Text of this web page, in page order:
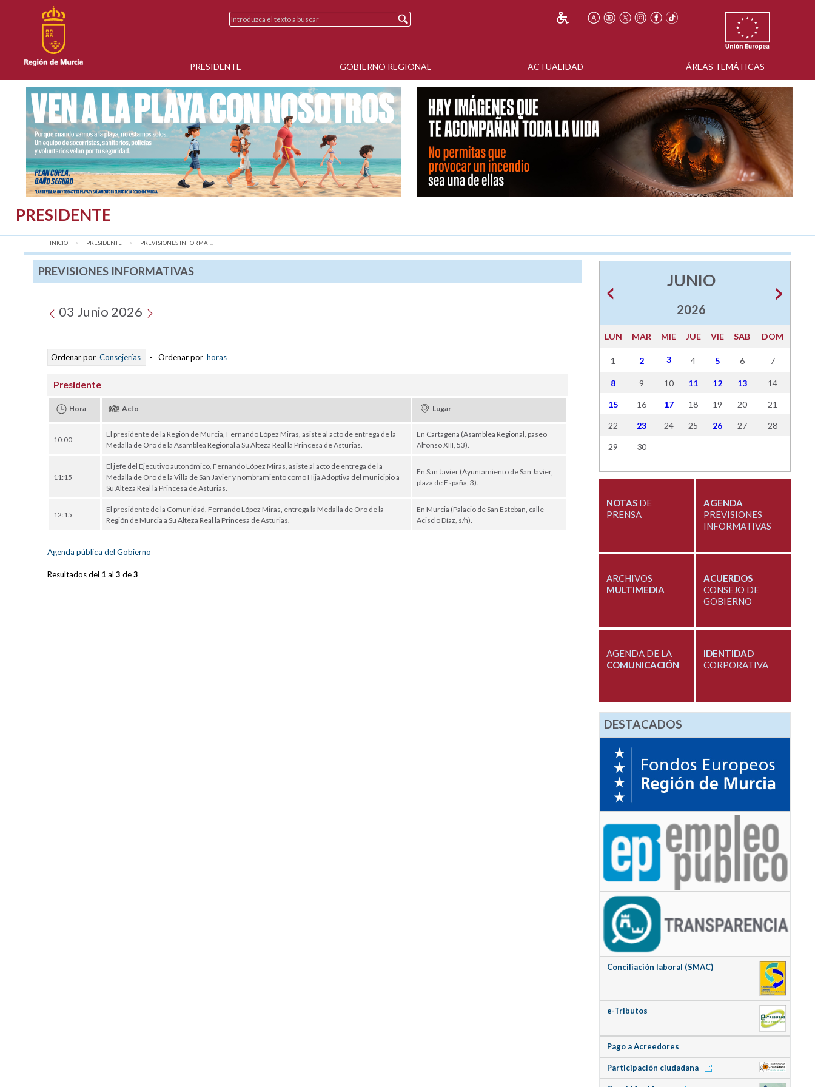
PRESIDENTE GOBIERNO REGIONAL ACTUALIDAD ÁREAS TEMÁTICAS
PRESIDENTE
INICIO PRESIDENTE AQUÍ:
PREVISIONES INFORMAT...
PREVISIONES INFORMATIVAS
03 Junio 2026
Ordenar por Consejerías - Ordenar por horas
Presidente
Hora Acto Lugar
10:00
El presidente de la Región de Murcia, Fernando López Miras, asiste al acto de entrega de la
Medalla de Oro de la Asamblea Regional a Su Alteza Real la Princesa de Asturias.
En Cartagena (Asamblea Regional, paseo
Alfonso XIII, 53).
11:15
El jefe del Ejecutivo autonómico, Fernando López Miras, asiste al acto de entrega de la
Medalla de Oro de la Villa de San Javier y nombramiento como Hija Adoptiva del municipio a
Su Alteza Real la Princesa de Asturias.
En San Javier (Ayuntamiento de San Javier,
plaza de España, 3).
12:15
El presidente de la Comunidad, Fernando López Miras, entrega la Medalla de Oro de la
Región de Murcia a Su Alteza Real la Princesa de Asturias.
En Murcia (Palacio de San Esteban, calle
Acisclo Díaz, s/n).
Agenda pública del Gobierno
Resultados del 1 al3de3
JUNIO
2026
LUN MAR MIE JUE VIE SAB DOM
1 2 3 4 5 6 7
8 9 10 11 12 13 14
15 16 17 18 19 20 21
22 23 24 25 26 27 28
29 30
NOTASDE
PRENSA
AGENDA
PREVISIONES
INFORMATIVAS
ARCHIVOS
MULTIMEDIA
ACUERDOS
CONSEJO DE
GOBIERNO
AGENDA DE LA
COMUNICACIÓN
IDENTIDAD
CORPORATIVA
DESTACADOS
Conciliación laboral (SMAC)
e-Tributos
Pago a Acreedores
Participación ciudadana